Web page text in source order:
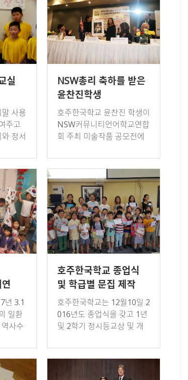
실
사용
주고
정서
고 학
대상
…
NSW총리 축하를 받은
윤찬진학생
호주한국학교 윤찬진 학생이
NSW커뮤니티언어학교연합
회 주최 미술작품 공모전에
상을 수상, 지난 20일 연례
만찬행사에서 상금과 함께
글래디스 버레지클…
년 3.1
일환
사수
태극
만
호주한국학교 종업식
및 학급별 문집 제작
호주한국학교는 12월10일 2
016년도 종업식을 갖고 1년
및 2학기 정시등교상 및 개
시대회 부문별 우수상, 글짓
기 우수상, 다독상, 특별상
수상자에게 각…